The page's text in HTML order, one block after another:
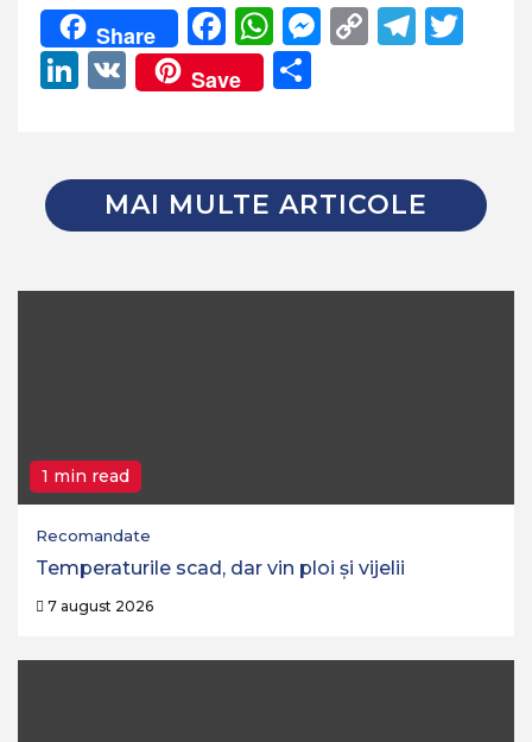
Share Facebook
WhatsApp
Messenger
Copy
LinkedIn
VK Save
MAI MULTE ARTICOLE
1 min read
Recomandate
Temperaturile scad, dar vin ploi și vijelii
7 august 2026